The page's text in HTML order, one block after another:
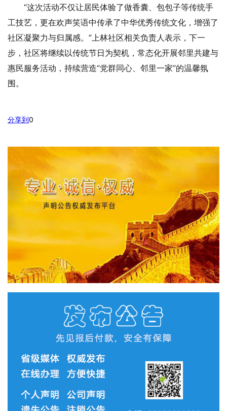
“这次活动不仅让居民体验了做香囊、包包子等传统手
工技艺，更在欢声笑语中传承了中华优秀传统文化，增强了
社区凝聚力与归属感。”上林社区相关负责人表示，下一
步，社区将继续以传统节日为契机，常态化开展邻里共建与
惠民服务活动，持续营造“党群同心、邻里一家”的温馨氛
围。
分享到0